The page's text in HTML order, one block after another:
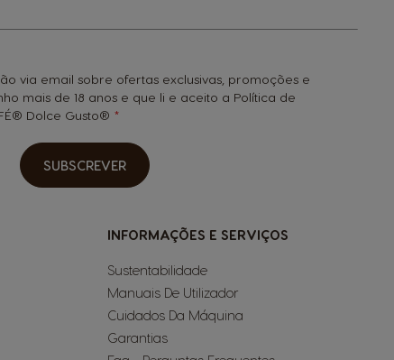
via email sobre ofertas exclusivas, promoções e
mais de 18 anos e que li e aceito a Política de
Dolce Gusto®
SUBSCREVER
INFORMAÇÕES E SERVIÇOS
Sustentabilidade
Manuais De Utilizador
Cuidados Da Máquina
Garantias